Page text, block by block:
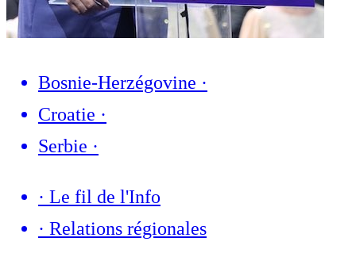
Bosnie-Herzégovine ·
Croatie ·
Serbie ·
· Le fil de l'Info
· Relations régionales